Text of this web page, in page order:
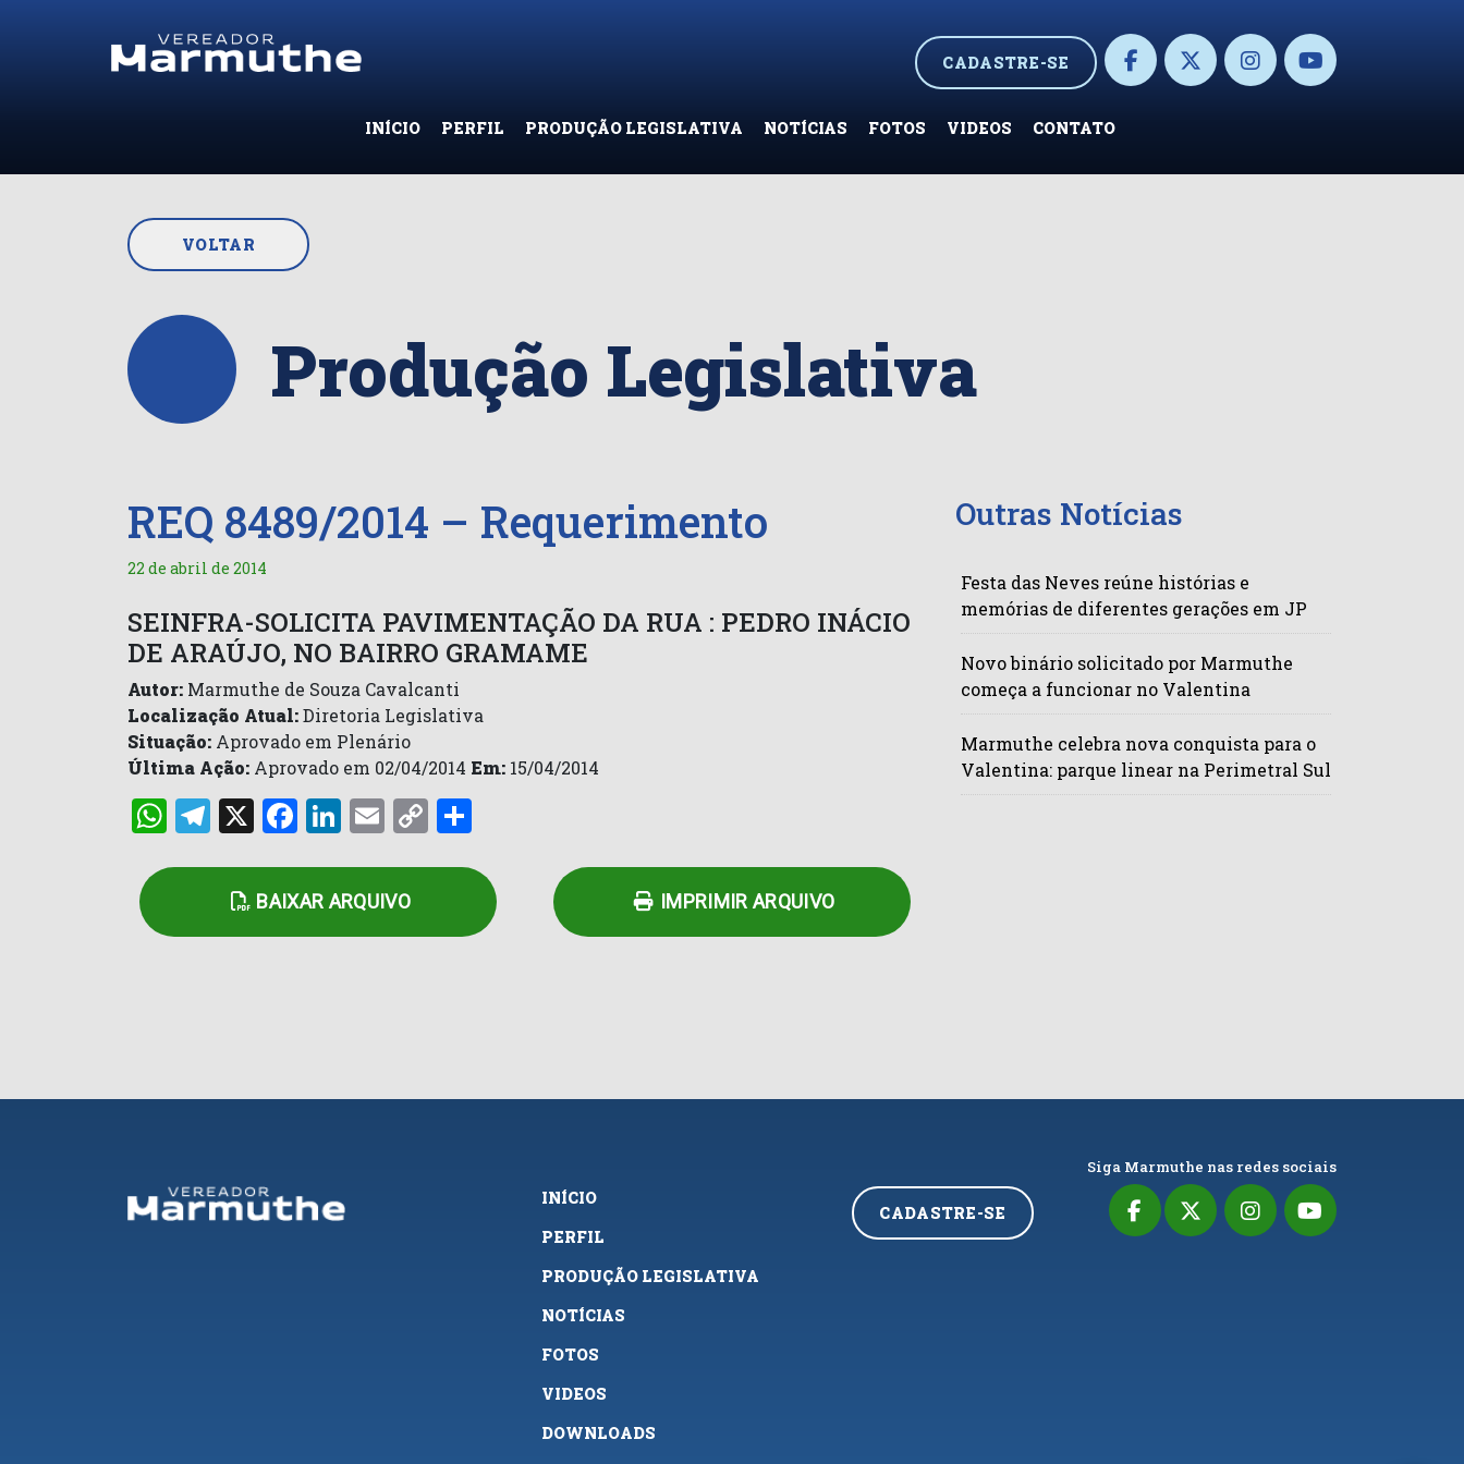
CADASTRE-SE
INÍCIO PERFIL PRODUÇÃO LEGISLATIVA NOTÍCIAS FOTOS VIDEOS CONTATO
VOLTAR
Produção Legislativa
REQ 8489/2014 – Requerimento
22 de abril de 2014
SEINFRA-SOLICITA PAVIMENTAÇÃO DA RUA : PEDRO INÁCIO
DE ARAÚJO, NO BAIRRO GRAMAME
Autor: Marmuthe de Souza Cavalcanti
Localização Atual:Diretoria Legislativa
Situação: Aprovado em Plenário
Última Ação: Aprovado em 02/04/2014 Em: 15/04/2014
WhatsApp
Telegram
X Facebook
LinkedIn
Email
Copy
BAIXAR ARQUIVO IMPRIMIR ARQUIVO
Outras Notícias
Festa das Neves reúne histórias e
memórias de diferentes gerações em JP
Novo binário solicitado por Marmuthe
começa a funcionar no Valentina
Marmuthe celebra nova conquista para o
Valentina: parque linear na Perimetral Sul
INÍCIO
PERFIL
PRODUÇÃO LEGISLATIVA
NOTÍCIAS
FOTOS
VIDEOS
DOWNLOADS
CADASTRE-SE
Siga Marmuthe nas redes sociais